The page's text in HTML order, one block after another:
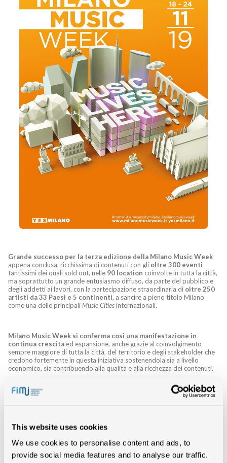
This website uses cookies
We use cookies to personalise content and ads, to
provide social media features and to analyse our traffic.
Grande successo per la terza edizione della Milano Music Week
appena conclusa, ricchissima di contenuti con gli oltre 300 eventi
tantissimi dei quali sold out, nelle 90 location coinvolte in tutta la città,
ma soprattutto un grande entusiasmo diffuso, da parte del pubblico e
degli addetti ai lavori, con la partecipazione straordinaria di oltre 250
artisti da 33 Paesi e 5 continenti, a sancire a pieno titolo Milano
come una delle principaliMusic Citiesinternazionali.
Milano Music Week si conferma così una manifestazione in
continua crescita ed espansione, anche grazie al coinvolgimento
sempre maggiore di tutta la città, del territorio e degli stakeholder che
credono fortemente in questa iniziativa sostenendola sia a livello
economico, sia contribuendo alla qualità e alla ricchezza dei contenuti.
Obiettivo dei promotori –
Comune di Milano – Assessorato alla
di organizzatori e produttori italiani di spettacoli musicali dal vivo) e
NUOVOIMAIE(Nuovo Istituto Mutualistico Artisti Interpreti Esecutori)
– e di tutti i partner coinvolti nella settimana della musica per
eccellenza, è infatti quello di offrire un racconto dell’industria
musicale a 360°, scoprendone il dietro le quinte attraverso i tanti